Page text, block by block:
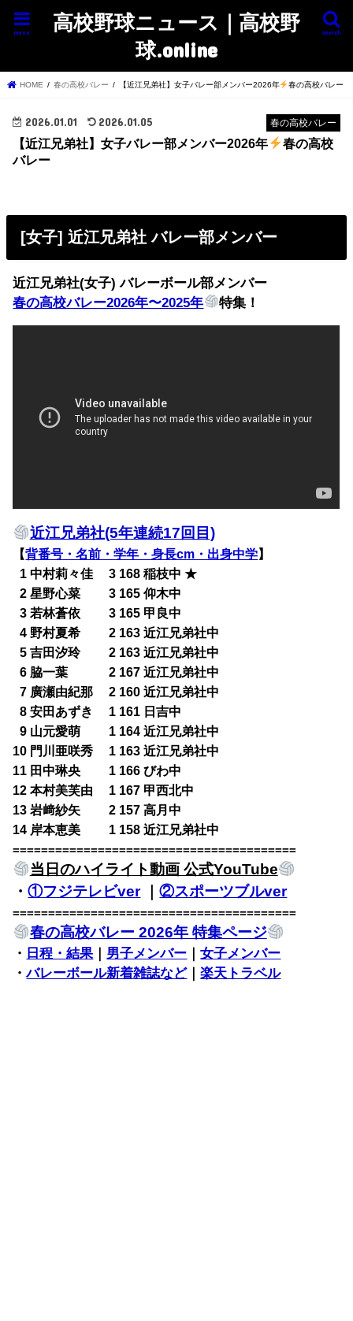
高校野球ニュース｜高校野
球.online
search
menu
HOME 春の高校バレー 【近江兄弟社】女子バレー部メンバー2026年 春の高校バレー
春の高校バレー
2026.01.01 2026.01.05
【近江兄弟社】女子バレー部メンバー2026年
春の高校
バレー
[女子] 近江兄弟社 バレー部メンバー
近江兄弟社(女子) バレーボール部メンバー
春の高校バレー2026年〜2025年
特集！
近江兄弟社(5年連続17回目)
【背番号・名前・学年・身長cm・出身中学】
1 中村莉々佳 3 168 稲枝中 ★
02 星野心菜 3 165 仰木中
03 若林蒼依 3 165 甲良中
04 野村夏希 2 163 近江兄弟社中
05 吉田汐玲 2 163 近江兄弟社中
06 脇一葉 2 167 近江兄弟社中
07 廣瀬由紀那 2 160 近江兄弟社中
08 安田あずき 1 161 日吉中
09 山元愛萌 1 164 近江兄弟社中
10 門川亜咲秀 1 163 近江兄弟社中
11 田中琳央 1 166 びわ中
12 本村美芙由 1 167 甲西北中
13 岩﨑紗矢 2 157 高月中
14 岸本恵美 1 158 近江兄弟社中
========================================
当日のハイライト動画 公式YouTube
・①フジテレビver｜②スポーツブルver
========================================
春の高校バレー 2026年 特集ページ
・ 日程・結果｜ 男子メンバー ｜女子メンバー
・バレーボール新着雑誌など｜楽天トラベル